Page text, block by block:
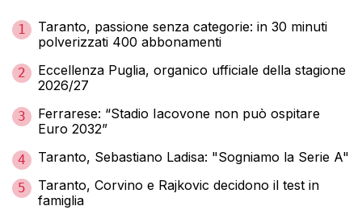
1
Taranto, passione senza categorie: in 30 minuti
polverizzati 400 abbonamenti
2
Eccellenza Puglia, organico ufficiale della stagione
2026/27
3
Ferrarese: “Stadio Iacovone non può ospitare
Euro 2032”
4 Taranto, Sebastiano Ladisa: "Sogniamo la Serie A"
5
Taranto, Corvino e Rajkovic decidono il test in
famiglia